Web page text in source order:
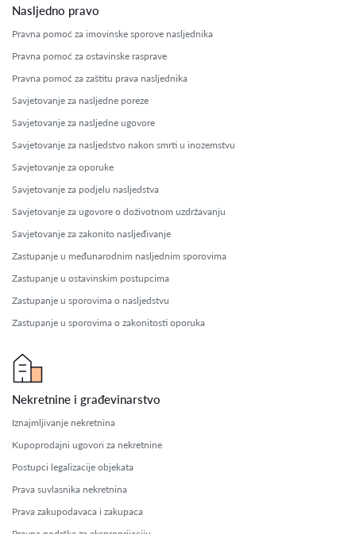
Nasljedno pravo
Pravna pomoć za imovinske sporove nasljednika
Pravna pomoć za ostavinske rasprave
Pravna pomoć za zaštitu prava nasljednika
Savjetovanje za nasljedne poreze
Savjetovanje za nasljedne ugovore
Savjetovanje za nasljedstvo nakon smrti u inozemstvu
Savjetovanje za oporuke
Savjetovanje za podjelu nasljedstva
Savjetovanje za ugovore o doživotnom uzdržavanju
Savjetovanje za zakonito nasljeđivanje
Zastupanje u međunarodnim nasljednim sporovima
Zastupanje u ostavinskim postupcima
Zastupanje u sporovima o nasljedstvu
Zastupanje u sporovima o zakonitosti oporuka
Nekretnine i građevinarstvo
Iznajmljivanje nekretnina
Kupoprodajni ugovori za nekretnine
Postupci legalizacije objekata
Prava suvlasnika nekretnina
Prava zakupodavaca i zakupaca